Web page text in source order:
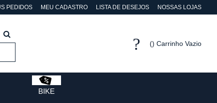
PEDIDOS MEU CADASTRO LISTA DE DESEJOS NOSSAS LOJAS
Carrinho Vazio
BIKE